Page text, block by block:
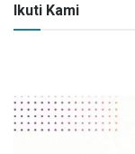
Ikuti Kami